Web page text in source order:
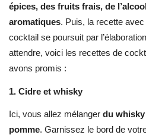
épices, des fruits frais, de
aromatiques. Puis, la recette
cocktail se poursuit par
attendre, voici les recettes de
avons promis :
1. Cidre et whisky
Ici, vous allez mélanger du
pomme. Garnissez le bord de